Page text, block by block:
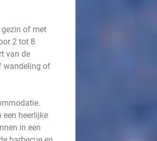
gezin of met
2 tot 8
van de
wandeling of
een heerlijke
in een